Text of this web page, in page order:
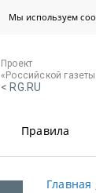
Мы используем
Проект
«Российской
< RG.RU
Правила
Главная